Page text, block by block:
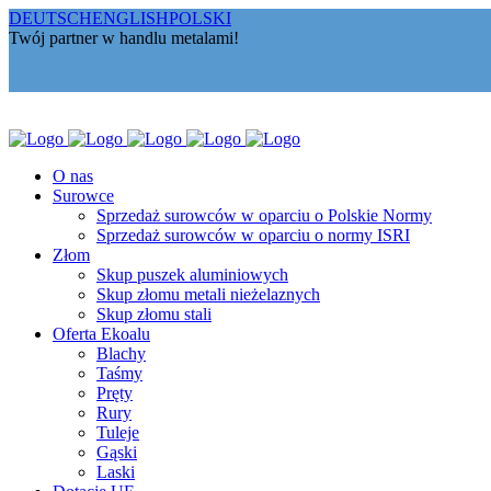
DEUTSCHENGLISHPOLSKI
Twój partner w handlu metalami!
O nas
Surowce
Sprzedaż surowców w oparciu o Polskie Normy
Sprzedaż surowców w oparciu o normy ISRI
Złom
Skup puszek aluminiowych
Skup złomu metali nieżelaznych
Skup złomu stali
Oferta Ekoalu
Blachy
Taśmy
Pręty
Rury
Tuleje
Gąski
Laski